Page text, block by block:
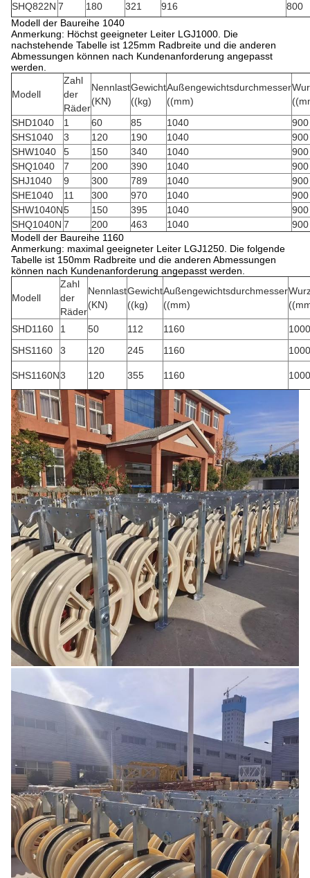
SHQ822N 7 180 321 916
800
Modell der Baureihe 1040
Anmerkung: Höchst geeigneter Leiter LGJ1000. Die
nachstehende Tabelle ist 125mm Radbreite und die anderen
Abmessungen können nach Kundenanforderung angepasst
werden.
Modell
Zahl
der
Räder
Nennlast
(KN)
Gewicht
((kg)
Außengewichtsdurchmesser
((mm)
SHD1040
1 60 85 1040
900
SHS1040
3 120 190 1040
900
SHW1040
5 150 340 1040
900
SHQ1040
7 200 390 1040
900
SHJ1040
9 300 789 1040
900
SHE1040
11 300 970 1040
900
SHW1040N5 150 395 1040
900
SHQ1040N 7 200 463 1040
900
Modell der Baureihe 1160
Anmerkung: maximal geeigneter Leiter LGJ1250. Die folgende
Tabelle ist 150mm Radbreite und die anderen Abmessungen
können nach Kundenanforderung angepasst werden.
Modell
Zahl
der
Räder
Nennlast
(KN)
Gewicht
((kg)
Außengewichtsdurchmesser
((mm)
SHD1160 1 50 112 1160
1000
SHS1160
3 120 245 1160 1000
SHS1160N3 120 355 1160 1000